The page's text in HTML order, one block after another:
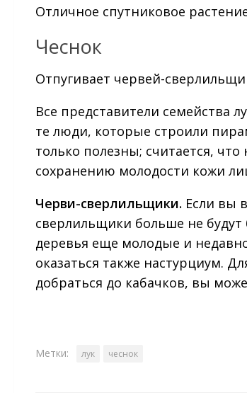
Отличное спутниковое
Чеснок
Отпугивает червей-
Все представители семейства
те люди, которые строили
только полезны; считается,
сохранению молодости кожи
Черви-сверлильщики. Если вы
сверлильщики больше не будут
деревья еще молодые и
оказаться также настурциум.
добраться до кабачков, вы
Метки: лук чеснок